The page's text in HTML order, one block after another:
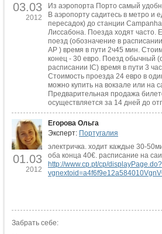
03.03
2012
Из аэропорта Порто самый
В аэропорту садитесь в метро и
пересадок) до станции
Лиссабона. Поезда ходят часто.
поезд (обозначение в
АР ) время в пути 2ч45 мин.
конец - 30 евро. Поезд обычный
расписании IC) время в пути 3
Стоимость проезда 24 евро в
можно купить на вокзале или на
Предварительная продажа
осуществляется за 14 дней до
01.03
2012
Егорова Ольга
Эксперт: Португалия
электричка. ходит каждые 30-
оба конца 40€. расписание на
http://www.cp.pt/cp/displayPage.do?
Забрать себе: